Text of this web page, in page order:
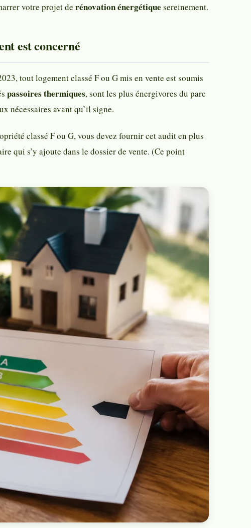
votre projet de rénovation énergétique sereinement.
est concerné
tout logement classé F ou G mis en vente est soumis
passoires thermiques, sont les plus énergivores du parc
nécessaires avant qu’il signe.
classé F ou G, vous devez fournir cet audit en plus
qui s’y ajoute dans le dossier de vente. (Ce point